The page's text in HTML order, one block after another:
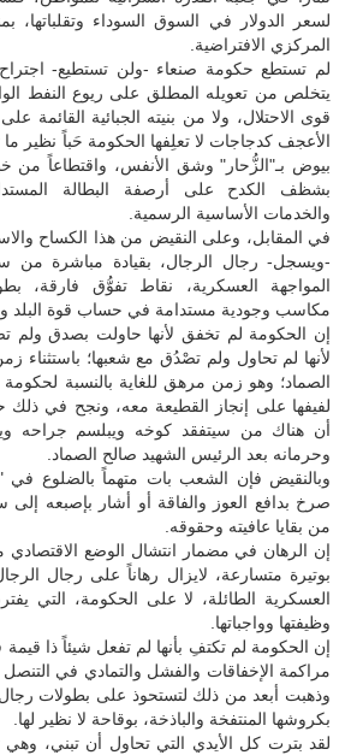
لسعر الدولار في السوق السوداء وتقلباتها،
المركزي الافتراضية.
لم تستطع حكومة صنعاء -ولن تستطيع-
يتخلص من تعويله المطلق على ريوع النفط
قوى الاحتلال، ولا من بنيته الجبائية القائمة
الأعجف كدجاجات لا تعلِفها الحكومة حَباً نظير
بيوض بـ"الزُّحار" وشق الأنفس، واقتطاعاً من
بشظف الكدح على أرصفة البطالة
والخدمات الأساسية الرسمية.
في المقابل، وعلى النقيض من هذا الكساح
-ويسجل- رجال الرجال، بقيادة مباشرة من
المواجهة العسكرية، نقاط تفوُّق فارقة،
مكاسب وجودية مستدامة في حساب قوة البلد
إن الحكومة لم تخفق لأنها حاولت بصدق ولم
لأنها لم تحاول ولم تصْدُق مع شعبها؛ باستثناء
الصماد؛ وهو زمن مرهق للغاية بالنسبة
لفيفها على إنجاز القطيعة معه، ونجح في
أن هناك من سيتفقد كوخه ويبلسم جراحه
وحرمانه بعد الرئيس الشهيد صالح الصماد.
وبالنقيض فإن الشعب بات متهماً بالضلوع
صرخ بدافع العوز والفاقة أو أشار بإصبعه إلى
من بقايا عافيته وحقوقه.
إن الرهان في مضمار انتشال الوضع
بوتيرة متسارعة، لايزال رهاناً على رجال
العسكرية الطائلة، لا على الحكومة،
وظيفتها وواجباتها.
إن الحكومة لم تكتفِ بأنها لم تفعل شيئاً ذا
مراكمة الإخفاقات والفشل والتمادي في
وذهبت أبعد من ذلك لتستحوذ على بطولات
بكروشها المنتفخة والباذخة، بوقاحة لا نظير لها.
لقد بترت كل الأيدي التي تحاول أن تبني،